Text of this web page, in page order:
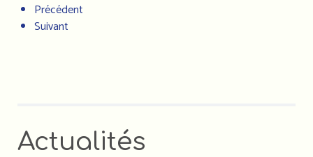
Précédent
Suivant
Actualités